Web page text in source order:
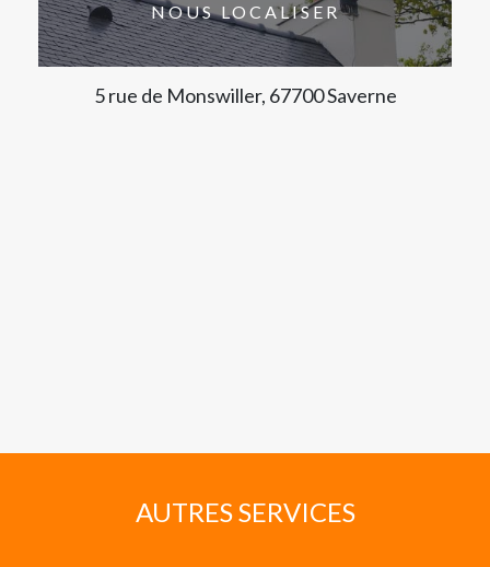
NOUS LOCALISER
5 rue de Monswiller, 67700 Saverne
AUTRES SERVICES